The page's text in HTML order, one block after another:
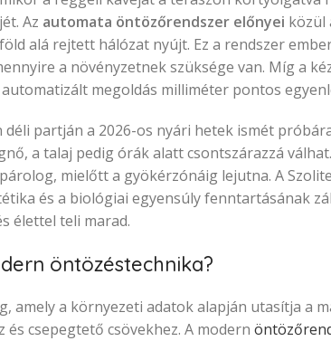
Az automata öntözőrendszer előnyei közül
alá rejtett hálózat nyújt. Ez a rendszer
a növényzetnek szüksége van. Míg a
megoldás milliméter pontos
déli partján a 2026-os nyári hetek ismét
a talaj pedig órák alatt csontszárazzá
mielőtt a gyökérzónáig lejutna. A
és a biológiai egyensúly fenntartásának
élettel teli marad.
öntözéstechnika?
amely a környezeti adatok alapján utasítja a
csepegtető csövekhez. A modern